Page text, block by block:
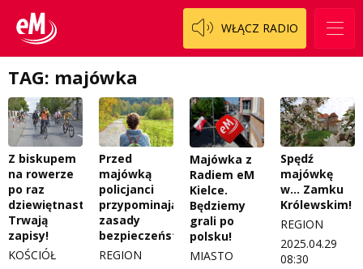
WŁĄCZ RADIO
TAG: majówka
Z biskupem
na rowerze
po raz
dziewiętnasty.
Trwają
zapisy!
KOŚCIÓŁ
Przed
majówką
policjanci
przypominają
zasady
bezpieczeństwa
REGION
Majówka z
Radiem eM
Kielce.
Będziemy
grali po
polsku!
MIASTO
Spędź
majówkę
w… Zamku
Królewskim!
REGION
2025.04.29
08:30